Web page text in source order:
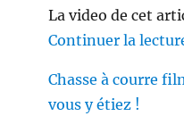
La video de cet
Continuer la
Chasse à courre
vous y étiez !